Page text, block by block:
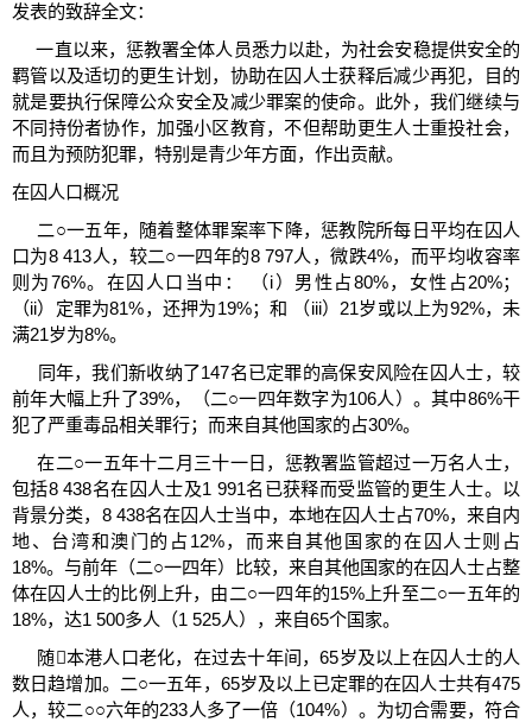
发表的致辞全文：
一直以来，惩教署全体人员悉力以赴，为社会安稳提供安全的
羁管以及适切的更生计划，协助在囚人士获释后减少再犯，目的
就是要执行保障公众安全及减少罪案的使命。此外，我们继续与
不同持份者协作，加强小区教育，不但帮助更生人士重投社会，
而且为预防犯罪，特别是青少年方面，作出贡献。
在囚人口概况
二○一五年，随着整体罪案率下降，惩教院所每日平均在囚人
口为8 413人，较二○一四年的8 797人，微跌4%，而平均收容率
则为76%。在囚人口当中： （i）男性占80%，女性占20%；
（ii）定罪为81%，还押为19%；和 （iii）21岁或以上为92%，未
满21岁为8%。
同年，我们新收纳了147名已定罪的高保安风险在囚人士，较
前年大幅上升了39%，（二○一四年数字为106人）。其中86%干
犯了严重毒品相关罪行；而来自其他国家的占30%。
在二○一五年十二月三十一日，惩教署监管超过一万名人士，
包括8 438名在囚人士及1 991名已获释而受监管的更生人士。以
背景分类，8 438名在囚人士当中，本地在囚人士占70%，来自内
地、台湾和澳门的占12%，而来自其他国家的在囚人士则占
18%。与前年（二○一四年）比较，来自其他国家的在囚人士占整
体在囚人士的比例上升，由二○一四年的15%上升至二○一五年的
18%，达1 500多人（1 525人），来自65个国家。
随本港人口老化，在过去十年间，65岁及以上在囚人士的人
数日趋增加。二○一五年，65岁及以上已定罪的在囚人士共有475
人，较二○○六年的233人多了一倍（104%）。为切合需要，符合